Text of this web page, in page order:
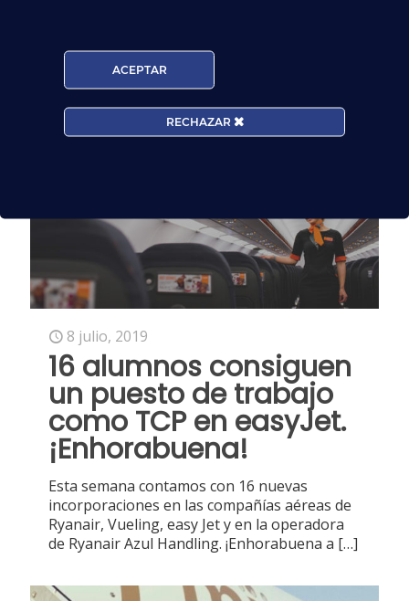
Desde la Red de Centros de Estudios
Aeronáuticos más grande de España te
Tripulante de Cabina de Pasajeros TCP están
próximos[…]
8 julio, 2019
16 alumnos consiguen
un puesto de trabajo
como TCP en easyJet.
¡Enhorabuena!
Esta semana contamos con 16 nuevas
incorporaciones en las compañías aéreas de
Ryanair, Vueling, easy Jet y en la operadora
de Ryanair Azul Handling. ¡Enhorabuena a […]
ACEPTAR
RECHAZAR